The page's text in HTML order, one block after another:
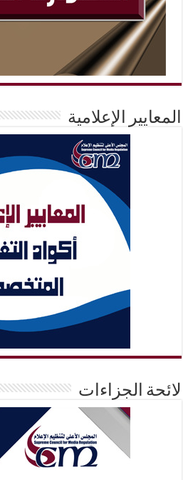
المعايير الإعلامية
لائحة الجزاءات